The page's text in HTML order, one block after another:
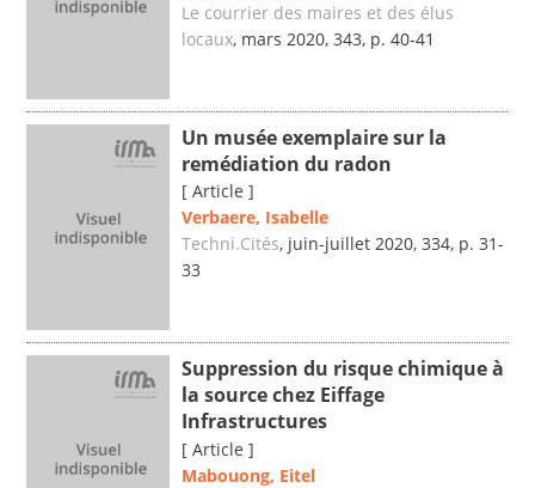
Le courrier des maires et des élus
locaux, mars 2020, 343, p. 40-41
Un musée exemplaire sur la
remédiation du radon
[ Article ]
Verbaere, Isabelle
Techni.Cités, juin-juillet 2020, 334, p. 31-
33
Suppression du risque chimique à
la source chez Eiffage
Infrastructures
[ Article ]
Mabouong, Eitel